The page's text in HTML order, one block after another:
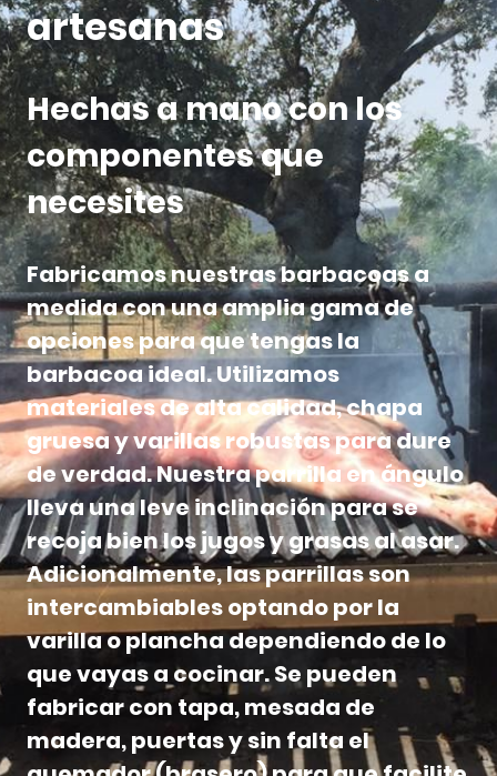
artesanas
Hechas a mano con los
componentes que
necesites
Fabricamos nuestras barbacoas a
medida con una amplia gama de
opciones para que tengas la
barbacoa ideal. Utilizamos
materiales de alta calidad, chapa
gruesa y varillas robustas para dure
de verdad. Nuestra parrilla en ángulo
lleva una leve inclinación para se
recoja bien los jugos y grasas al asar.
Adicionalmente, las parrillas son
intercambiables optando por la
varilla o plancha dependiendo de lo
que vayas a cocinar. Se pueden
fabricar con tapa, mesada de
madera, puertas y sin falta el